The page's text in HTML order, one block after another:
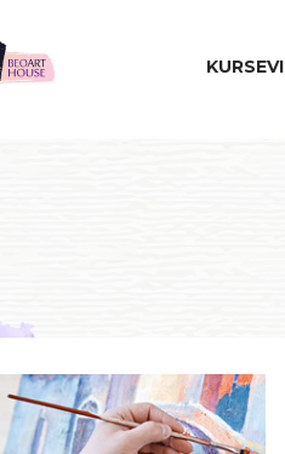
KURSEVI